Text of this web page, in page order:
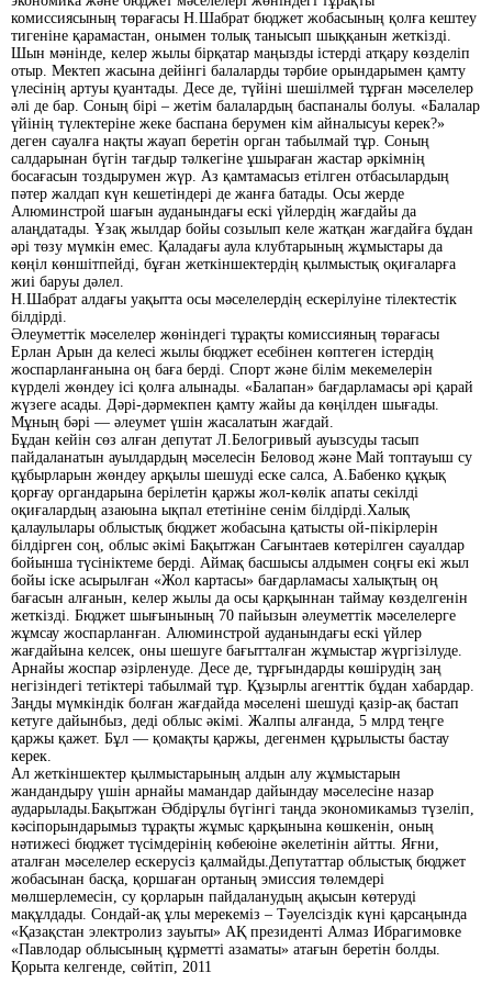
комиссиясының төрағасы Н.Шабрат бюджет жобасының қолға кештеу
тигеніне қарамастан, онымен толық танысып шыққанын жеткізді.
Шын мәнінде, келер жылы бірқатар маңызды істерді атқару көзделіп
отыр. Мектеп жасына дейінгі балаларды тәрбие орындарымен қамту
үлесінің артуы қуантады. Десе де, түйіні шешілмей тұрған мәселелер
әлі де бар. Соның бірі – жетім балалардың баспаналы болуы. «Балалар
үйінің түлектеріне жеке баспана берумен кім айналысуы керек?»
деген сауалға нақты жауап беретін орган табылмай тұр. Соның
салдарынан бүгін тағдыр тәлкегіне ұшыраған жастар әркімнің
босағасын тоздырумен жүр. Аз қамтамасыз етілген отбасылардың
пәтер жалдап күн кешетіндері де жанға батады. Осы жерде
Алюминстрой шағын ауданындағы ескі үйлердің жағдайы да
алаңдатады. Ұзақ жылдар бойы созылып келе жатқан жағдайға бұдан
әрі төзу мүмкін емес. Қаладағы аула клубтарының жұмыстары да
көңіл көншітпейді, бұған жеткіншектердің қылмыстық оқиғаларға
жиі баруы дәлел.
Н.Шабрат алдағы уақытта осы мәселелердің ескерілуіне тілектестік
білдірді.
Әлеуметтік мәселелер жөніндегі тұрақты комиссияның төрағасы
Ерлан Арын да келесі жылы бюджет есебінен көптеген істердің
жоспарланғанына оң баға берді. Спорт және білім мекемелерін
күрделі жөндеу ісі қолға алынады. «Балапан» бағдарламасы әрі қарай
жүзеге асады. Дәрі-дәрмекпен қамту жайы да көңілден шығады.
Мұның бәрі — әлеумет үшін жасалатын жағдай.
Бұдан кейін сөз алған депутат Л.Белогривый ауызсуды тасып
пайдаланатын ауылдардың мәселесін Беловод және Май топтауыш су
құбырларын жөндеу арқылы шешуді еске салса, А.Бабенко құқық
қорғау органдарына берілетін қаржы жол-көлік апаты секілді
оқиғалардың азаюына ықпал ететініне сенім білдірді.Халық
қалаулылары облыстық бюджет жобасына қатысты ой-пікірлерін
білдірген соң, облыс әкімі Бақытжан Сағынтаев көтерілген сауалдар
бойынша түсініктеме берді. Аймақ басшысы алдымен соңғы екі жыл
бойы іске асырылған «Жол картасы» бағдарламасы халықтың оң
бағасын алғанын, келер жылы да осы қарқыннан таймау көзделгенін
жеткізді. Бюджет шығынының 70 пайызын әлеуметтік мәселелерге
жұмсау жоспарланған. Алюминстрой ауданындағы ескі үйлер
жағдайына келсек, оны шешуге бағытталған жұмыстар жүргізілуде.
Арнайы жоспар әзірленуде. Десе де, тұрғындарды көшірудің заң
негізіндегі тетіктері табылмай тұр. Құзырлы агенттік бұдан хабардар.
Заңды мүмкіндік болған жағдайда мәселені шешуді қазір-ақ бастап
кетуге дайынбыз, деді облыс әкімі. Жалпы алғанда, 5 млрд теңге
қаржы қажет. Бұл — қомақты қаржы, дегенмен құрылысты бастау
керек.
Ал жеткіншектер қылмыстарының алдын алу жұмыстарын
жандандыру үшін арнайы мамандар дайындау мәселесіне назар
аударылады.Бақытжан Әбдірұлы бүгінгі таңда экономикамыз түзеліп,
кәсіпорындарымыз тұрақты жұмыс қарқынына көшкенін, оның
нәтижесі бюджет түсімдерінің көбеюіне әкелетінін айтты. Яғни,
аталған мәселелер ескерусіз қалмайды.Депутаттар облыстық бюджет
жобасынан басқа, қоршаған ортаның эмиссия төлемдері
мөлшерлемесін, су қорларын пайдаланудың ақысын көтеруді
мақұлдады. Сондай-ақ ұлы мерекеміз – Тәуелсіздік күні қарсаңында
«Қазақстан электролиз зауыты» АҚ президенті Алмаз Ибрагимовке
«Павлодар облысының құрметті азаматы» атағын беретін болды.
Қорыта келгенде, сөйтіп, 2011